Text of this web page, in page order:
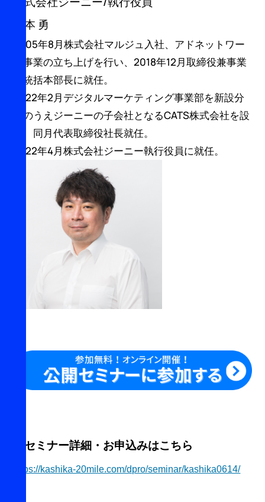
松本 勇
2005年8月株式会社マルジュ入社、アドネットワー
ク事業の立ち上げを行い、2018年12月取締役兼事業
部統括本部長に就任。
2022年2月デジタルマーケティング事業部を新設分
割のうえジーニーの子会社となるCATS株式会社を設
立、同月代表取締役社長就任。
2022年4月株式会社ジーニー執行役員に就任。
▼セミナー詳細・お申込みはこちら
https://kashika-20mile.com/dpro/seminar/kashika0614/